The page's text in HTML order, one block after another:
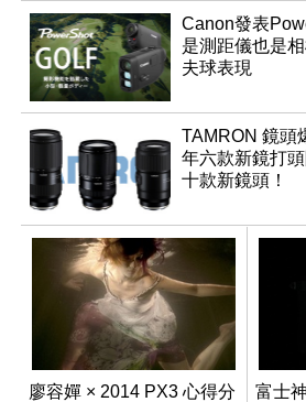
Canon發表
是測距儀也是
夫球表現
TAMRON 鏡頭
年六款新鏡打
十款新鏡頭！
廖容嬋 × 2014 PX3 心得分
富士